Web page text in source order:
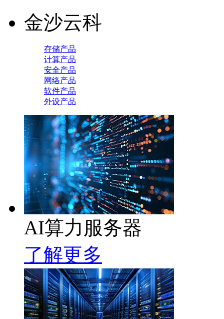
金沙云科
存储产品
计算产品
安全产品
网络产品
软件产品
外设产品
AI算力服务器
了解更多